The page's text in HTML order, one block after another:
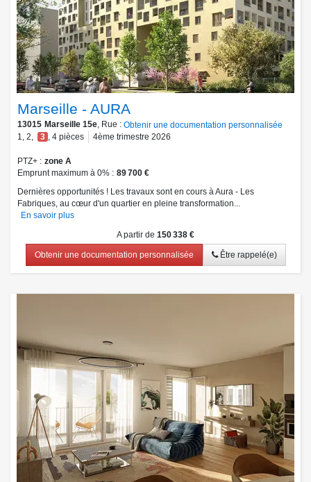
Marseille - AURA
13015 Marseille 15e, Rue : Obtenir une documentation personnalisée
1, 2, 3 , 4 pièces 4ème trimestre 2026
PTZ+
zone A
Emprunt maximum à 0%
89 700 €
Dernières opportunités ! Les travaux sont en cours à Aura - Les
Fabriques, au cœur d'un quartier en pleine transformation...
En savoir plus
A partir de 150 338 €
Obtenir une documentation personnalisée Être rappelé(e)